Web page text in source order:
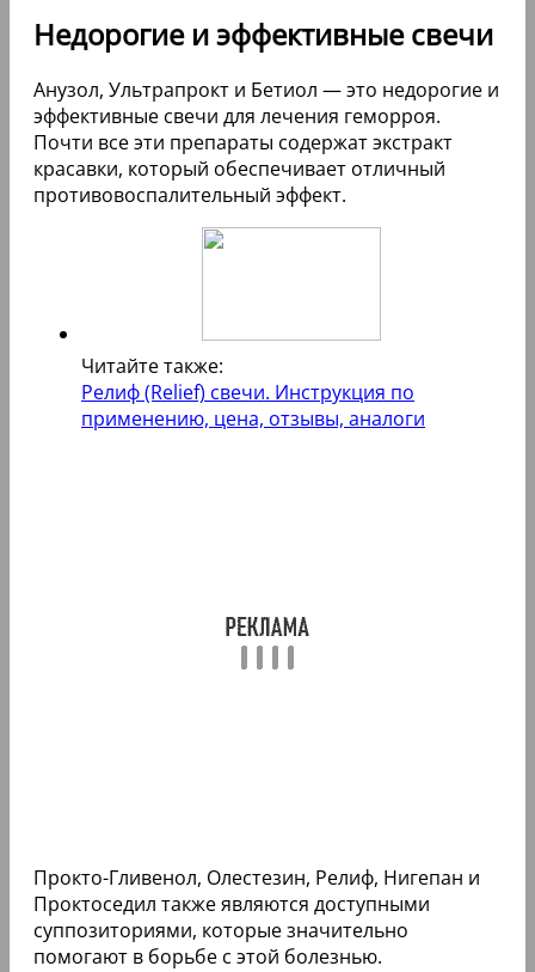
Недорогие и эффективные свечи
Анузол, Ультрапрокт и Бетиол — это недорогие и
эффективные свечи для лечения геморроя.
Почти все эти препараты содержат экстракт
красавки, который обеспечивает отличный
противовоспалительный эффект.
Читайте также:
Релиф (Relief) свечи. Инструкция по
применению, цена, отзывы, аналоги
Прокто-Гливенол, Олестезин, Релиф, Нигепан и
Проктоседил также являются доступными
суппозиториями, которые значительно
помогают в борьбе с этой болезнью.